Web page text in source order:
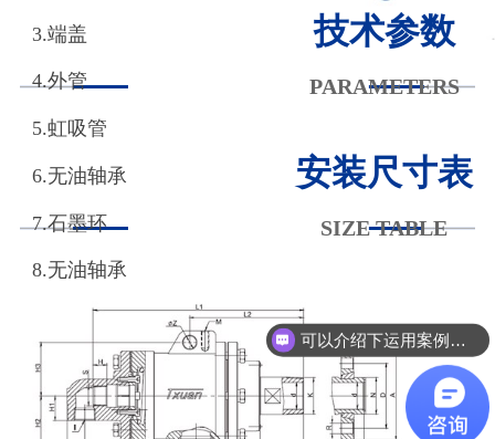
3.端盖
4.外管
5.虹吸管
6.无油轴承
7.石墨环
8.无油轴承
10.半分环
技术参数
PARAMETERS
安装尺寸表
SIZE TABLE
有选型样本吗？